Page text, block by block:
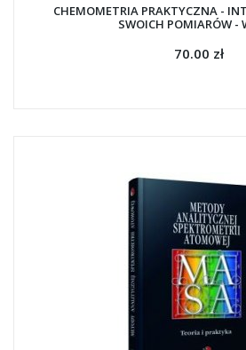
CHEMOMETRIA PRAKTYCZNA -
SWOICH POMIARÓW -
70.00 zł